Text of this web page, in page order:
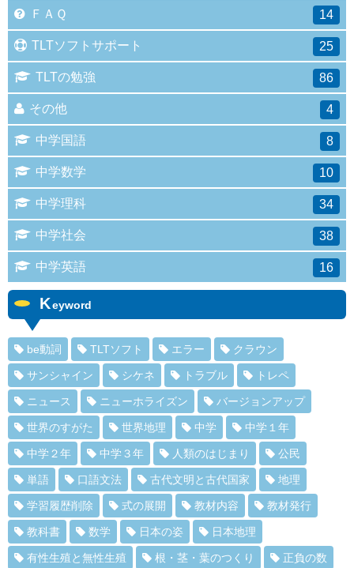
ＦＡＱ 14
TLTソフトサポート 25
TLTの勉強 86
その他 4
中学国語 8
中学数学 10
中学理科 34
中学社会 38
中学英語 16
Keyword
be動詞 TLTソフト エラー クラウン
サンシャイン シケネ トラブル トレペ
ニュース ニューホライズン バージョンアップ
世界のすがた 世界地理 中学 中学１年
中学２年 中学３年 人類のはじまり 公民
単語 口語文法 古代文明と古代国家 地理
学習履歴削除 式の展開 教材内容 教材発行
教科書 数学 日本の姿 日本地理
有性生殖と無性生殖 根・茎・葉のつくり 正負の数